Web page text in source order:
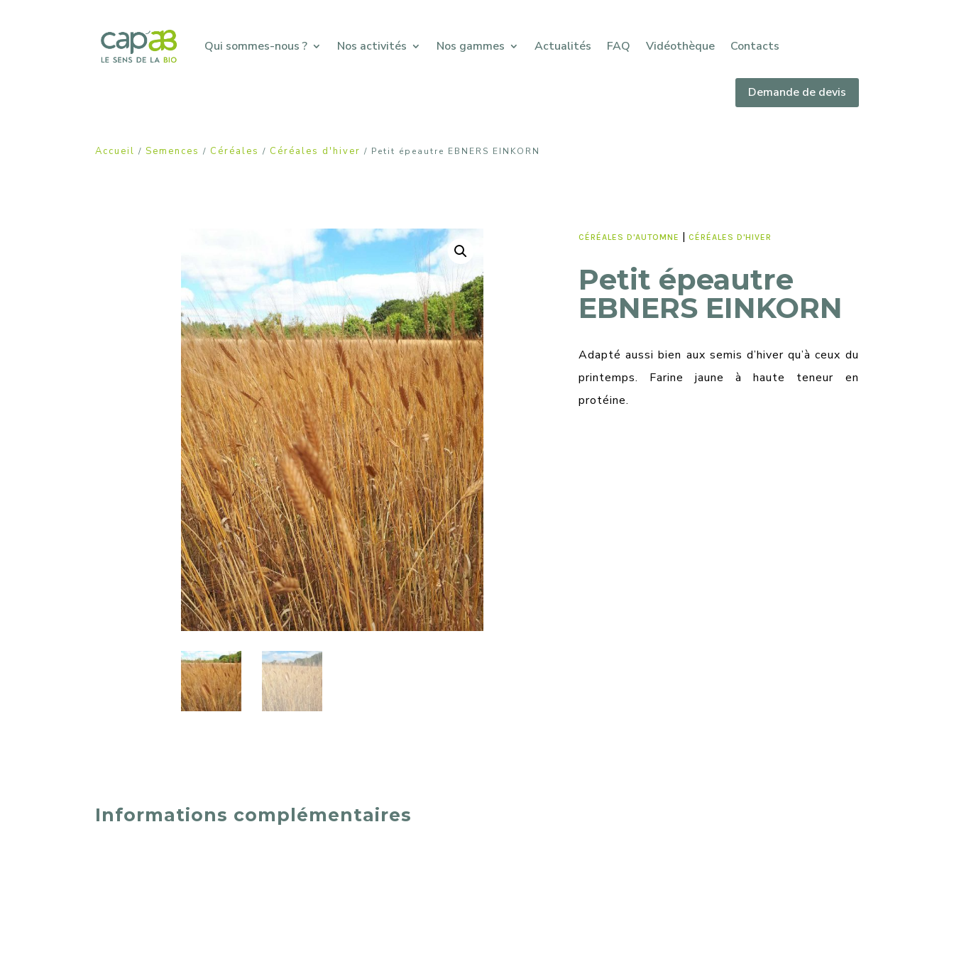
Qui sommes-nous ? Nos activités Nos gammes Actualités FAQ Vidéothèque Contacts
Demande de devis
Accueil /Semences / Céréales / Céréales d'hiver / Petit épeautre EBNERS EINKORN
CÉRÉALES D'AUTOMNE | CÉRÉALES D'HIVER
Petit épeautre
EBNERS EINKORN
Adapté aussi bien aux semis d’hiver qu’à ceux du
printemps. Farine jaune à haute teneur en
protéine.
Informations complémentaires